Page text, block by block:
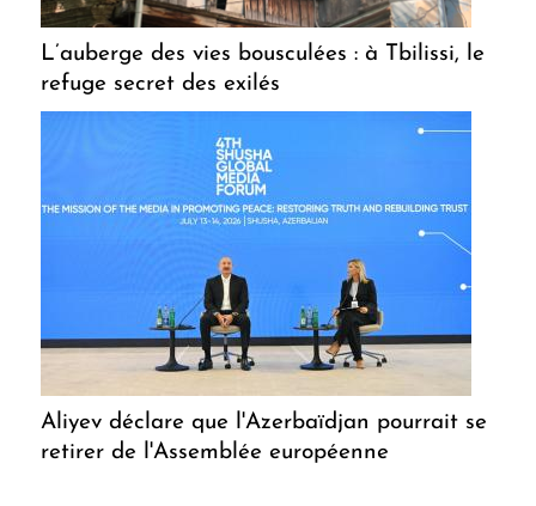
L’auberge des vies bousculées : à Tbilissi, le
refuge secret des exilés
Aliyev déclare que l'Azerbaïdjan pourrait se
retirer de l'Assemblée européenne